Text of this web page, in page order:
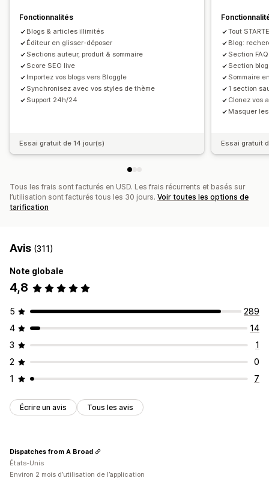
Optimisation d’URL
Options d’affichage
Publications en vedette Publications associées
Image de marque personnalisée
Code personnalisé
Suivi des performances
Note SEO Audits
Informations et conseils
Analyses de mots-clés
Analyses de contenu
Fonctionnalités
Blogs & articles illimités
Éditeur en glisser-déposer
Sections auteur, produit & sommaire
Score SEO live
Importez vos blogs vers Bloggle
Synchronisez avec vos styles de thème
Support 24h/24
Essai gratuit de 14 jour(s)
Tout
Blog:
Section
Section
Sommaire
1 section
Clonez vos
Masquer
Essai gratuit
Tous les frais sont facturés en USD. Les frais récurrents et basés sur
l’utilisation sont facturés tous les 30 jours. Voir toutes les options de
tarification
Avis (311)
Note globale
4,8
5
289
4
14
3
1
2
0
1
7
Écrire un avis Tous les avis
Dispatches from A Broad
États-Unis
Environ 2 mois d’utilisation de l’application